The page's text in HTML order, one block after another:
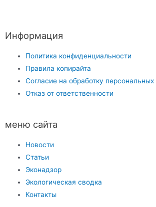
Информация
Политика конфиденциальности
Правила копирайта
Согласие на обработку
Отказ от ответственности
меню сайта
Новости
Статьи
Эконадзор
Экологическая сводка
Контакты